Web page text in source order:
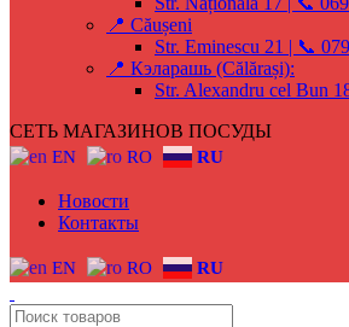
📍 Căușeni
Str. Eminescu 21 | 📞
📍 Кэларашь (Călărași):
Str. Alexandru cel Bun
СЕТЬ МАГАЗИНОВ ПОСУДЫ
EN RO RU
Новости
Контакты
EN RO RU